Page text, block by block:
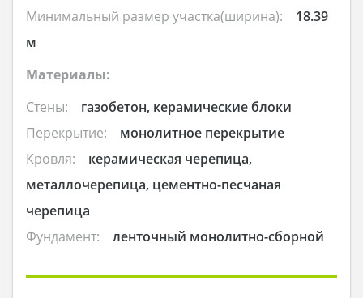
Минимальный размер участка(ширина):
18.39
м
Материалы:
Стены:
газобетон, керамические блоки
Перекрытие:
монолитное перекрытие
Кровля:
керамическая черепица,
металлочерепица, цементно-песчаная
черепица
Фундамент:
ленточный монолитно-сборной